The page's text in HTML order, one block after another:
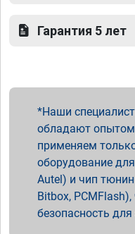
Гарантия 5 лет
Наши
обладают
применяем
оборудование
Autel) и чип
Bitbox,
безопасность